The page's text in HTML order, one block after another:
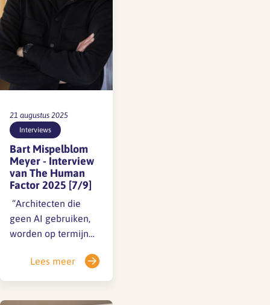
21 augustus 2025
Interviews
Bart Mispelblom
Meyer - Interview
van The Human
Factor 2025 [7/9]
️ “Architecten die
geen AI gebruiken,
worden op termijn
architecten die dat
wel doen.” AI
Lees meer